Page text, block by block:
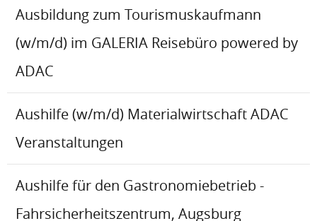
Ausbildung zum Tourismuskaufmann
(w/m/d) im GALERIA Reisebüro powered by
ADAC
Aushilfe (w/m/d) Materialwirtschaft ADAC
Veranstaltungen
Aushilfe für den Gastronomiebetrieb -
Fahrsicherheitszentrum, Augsburg